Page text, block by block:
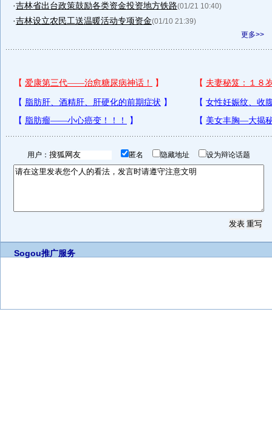
·吉林省出台政策鼓励各类资金投资地方铁路(01/21 10:40)
·吉林设立农民工送温暖活动专项资金(01/10 21:39)
更多>>
用户： 匿名 隐藏地址 设为辩论话题
Sogou推广服务